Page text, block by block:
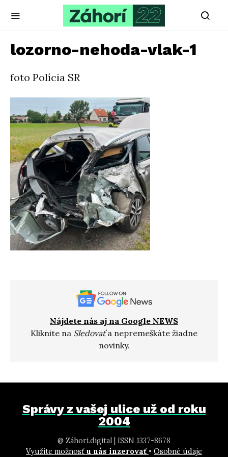
lozorno-nehoda-vlak-1
foto Polícia SR
Nájdete nás aj na Google NEWS
Kliknite na Sledovaťa nepremeškáte žiadne
novinky.
Správy z vašej ulice už od roku
2004
@ Záhori.digital | ISSN 1337-8678
Využite možnosť u nás inzerovať • Osobné údaje